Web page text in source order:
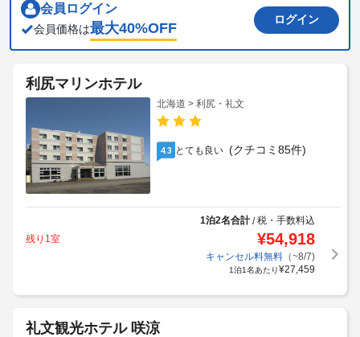
会員ログイン
会員価格は最大40%OFF
ログイン
利尻マリンホテル
北海道 > 利尻・礼文
4.3 とても良い (クチコミ85件)
1泊2名合計/税・手数料込
残り1室
¥54,918
キャンセル料無料（~8/7)
1泊1名あたり¥27,459
礼文観光ホテル 咲涼